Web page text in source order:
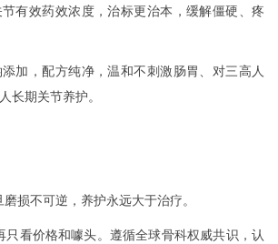
有效药效浓度，治标更治本，缓解僵硬、疼
加，配方纯净，温和不刺激肠胃、对三高人
长期关节养护。
损不可逆，养护永远大于治疗。
只看价格和噱头。遵循全球骨科权威共识，认